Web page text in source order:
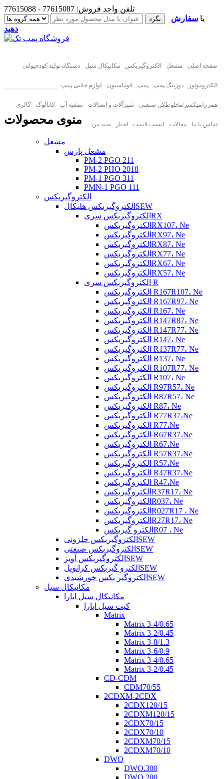
تلفن واحد فروش: 77615087 - 77615088
یا سفارش
دهید
صفحه اصلی مشعل الکتروگیربکس مکانیکال سیل دستگاه تولید کودحیوانی
الکتروموتور دوزینگ پمپ پمپ اتوماسیون لوازم جانبی پمپ
همزن/میکسر/مخلوطکن صنعتی شیرآلات و اتصالات تصفیه آب کاتالوگ گالری
تماس با ما مقالات لیست قیمت اخبار سبد من منوی محصولات
مشعل
مشعل پارس
PM-2 PGO 211
PM-2 PHO 2018
PM-1 PGO 311
PMN-1 PGO 111
الکتروگیربکس
الکتروگیربکس هلیکالSEW
الکتروگیربکس سریRX
الکتروگیربکسRX107، Ne
الکتروگیربکسRX97، Ne
الکتروگیربکسRX87، Ne
الکتروگیربکسRX77، Ne
الکتروگیربکسRX67، Ne
الکتروگیربکسRX57، Ne
الکتروگیربکس سری R
الکتروگیربکس R167R107، Ne
الکتروگیربکس R167R97، Ne
الکتروگیربکس R167، Ne
الکتروگیربکس R147R87، Ne
الکتروگیربکس R147R77، Ne
الکتروگیربکس R147، Ne
الکتروگیربکس R137R77، Ne
الکتروگیربکس R137، Ne
الکتروگیربکس R107R77، Ne
الکتروگیربکس R107، Ne
الکتروگیربکس R97R57، Ne
الکتروگیربکس R87R57، Ne
الکتروگیربکس R87، Ne
الکتروگیربکس R77R37،Ne
الکتروگیربکس R77،Ne
الکتروگیربکس R67R37،Ne
الکتروگیربکس R67،Ne
الکتروگیربکس R57R37،Ne
الکتروگیربکس R57،Ne
الکتروگیربکس R47R37،Ne
الکتروگیربکس R47،Ne
الکتروگیربکسR37R17، Ne
الکتروگیربکسR037، Ne
الکتروگیربکسR027R17 ، Ne
الکتروگیربکسR27R17، Ne
الکترو گیربکسR07 ، Ne
الکتروگیربکس حلزونیSEW
الکتروگیربکس صنعتیSEW
الکتروگیربکس آویزSEW
الکترو گیربکس کرانویلSEW
الکتروگیر بکس خورشیدیSEW
مکانیکال سیل
مکانیکال سیل ابارا
کیت سیل ابارا
Matrix
Matrix 3-4/0.65
Matrix 3-2/0.45
Matrix 3-8/1.3
Matrix 3-6/0.9
Matrix 3-4/0.65
Matrix 3-2/0.45
CD-CDM
CDM70/55
2CDXM-2CDX
2CDX120/15
2CDXM120/15
2CDX70/15
2CDX70/10
2CDXM70/15
2CDXM70/10
DWO
DWO.300
DWO.200